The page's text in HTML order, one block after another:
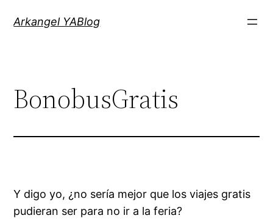
Arkangel YABlog
BonobusGratis
Y digo yo, ¿no sería mejor que los viajes gratis
pudieran ser para no ir a la feria?